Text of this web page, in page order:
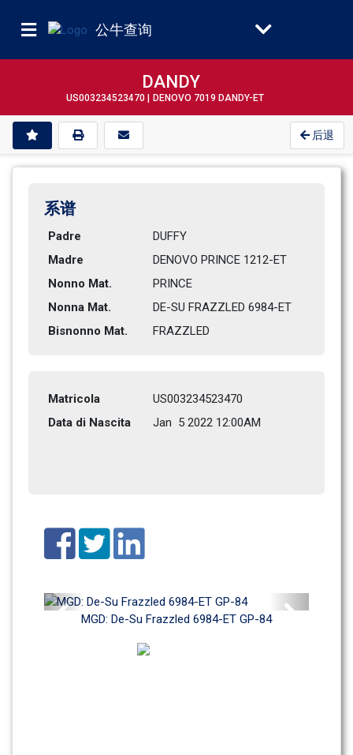
公牛查询
DANDY
US003234523470 | DENOVO 7019 DANDY-ET
后退
系谱
Padre
DUFFY
Madre
DENOVO PRINCE 1212-ET
Nonno Mat.
PRINCE
Nonna Mat.
DE-SU FRAZZLED 6984-ET
Bisnonno Mat.
FRAZZLED
Matricola
US003234523470
Data di Nascita
Jan  5 2022 12:00AM
MGD: De-Su Frazzled 6984-ET GP-84
Previous